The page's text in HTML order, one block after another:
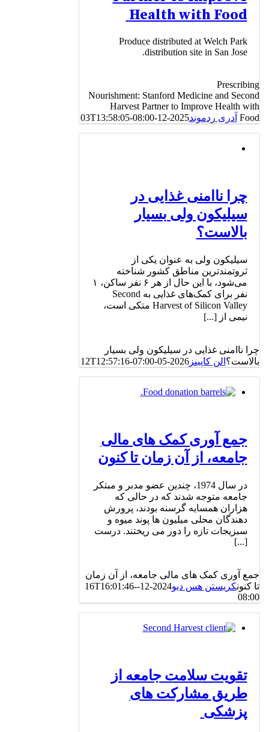
Health with Food
Produce distributed at Welch Park
distribution site in San Jose.
Prescribing
Nourishment: Stanford Medicine and Second
Harvest Partner to Improve Health with
Food آدری ردموند2025-12-03T13:58:05-08:00
چرا ناامنی غذایی در
سیلیکون ولی بسیار
بالاست؟
سیلیکون ولی به عنوان یکی از
ثروتمندترین مناطق کشور شناخته
می‌شود، با این حال از هر ۶ نفر ساکن، ۱
نفر برای کمک‌های غذایی به Second
Harvest of Silicon Valley متکی است،
نیمی از [...]
چرا ناامنی غذایی در سیلیکون ولی بسیار
بالاست؟ الن کاپینز2026-05-12T12:57:16-07:00
جمع آوری کمک های مالی
جامعه، از آن زمان تا کنون
در سال 1974، چندین عضو مدبر و مبتکر
جامعه متوجه شدند که در حالی که
هزاران همسایه گرسنه بودند، پرورش
دهندگان محلی میلیون ها پوند میوه و
سبزیجات تازه را دور می ریختند. درست
[...]
جمع آوری کمک های مالی جامعه، از آن زمان
تا کنونکریستن هس دیو
2024-12-16T16:01:46-
08:00
تقویت سلامت جامعه از
طریق مشارکت های
پزشکی